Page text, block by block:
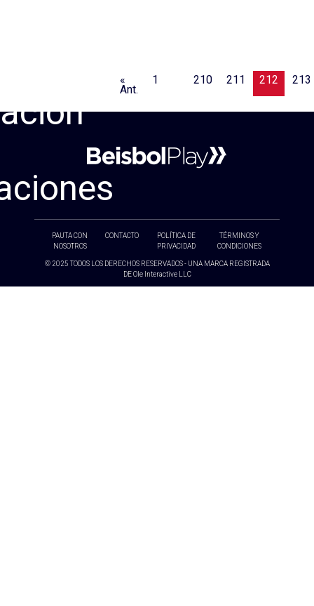
«
Ant.
1 210 211 212 213
PAUTA CON
NOSOTROS
CONTACTO
POLÍTICA DE
PRIVACIDAD
TÉRMINOS Y
CONDICIONES
© 2025 TODOS LOS DERECHOS RESERVADOS - UNA MARCA REGISTRADA
DE Ole Interactive LLC